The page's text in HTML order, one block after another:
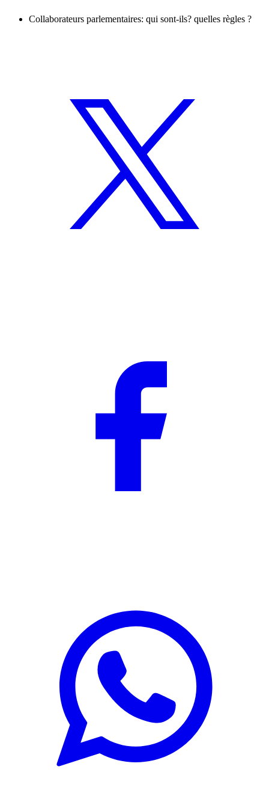
Collaborateurs parlementaires: qui sont-ils? quelles règles ?